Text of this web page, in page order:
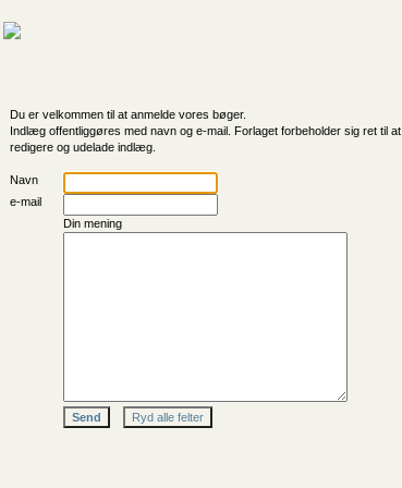
Du er velkommen til at anmelde vores bøger.
Indlæg offentliggøres med navn og e-mail. Forlaget forbeholder sig ret til at
redigere og udelade indlæg.
Navn
e-mail
Din mening